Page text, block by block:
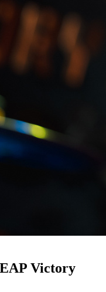
Victory